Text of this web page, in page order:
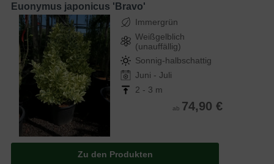
Euonymus japonicus 'Bravo'
Immergrün
Weißgelblich
(unauffällig)
Sonnig-halbschattig
Juni - Juli
2 - 3 m
ab 74,90 €
Zu den Produkten